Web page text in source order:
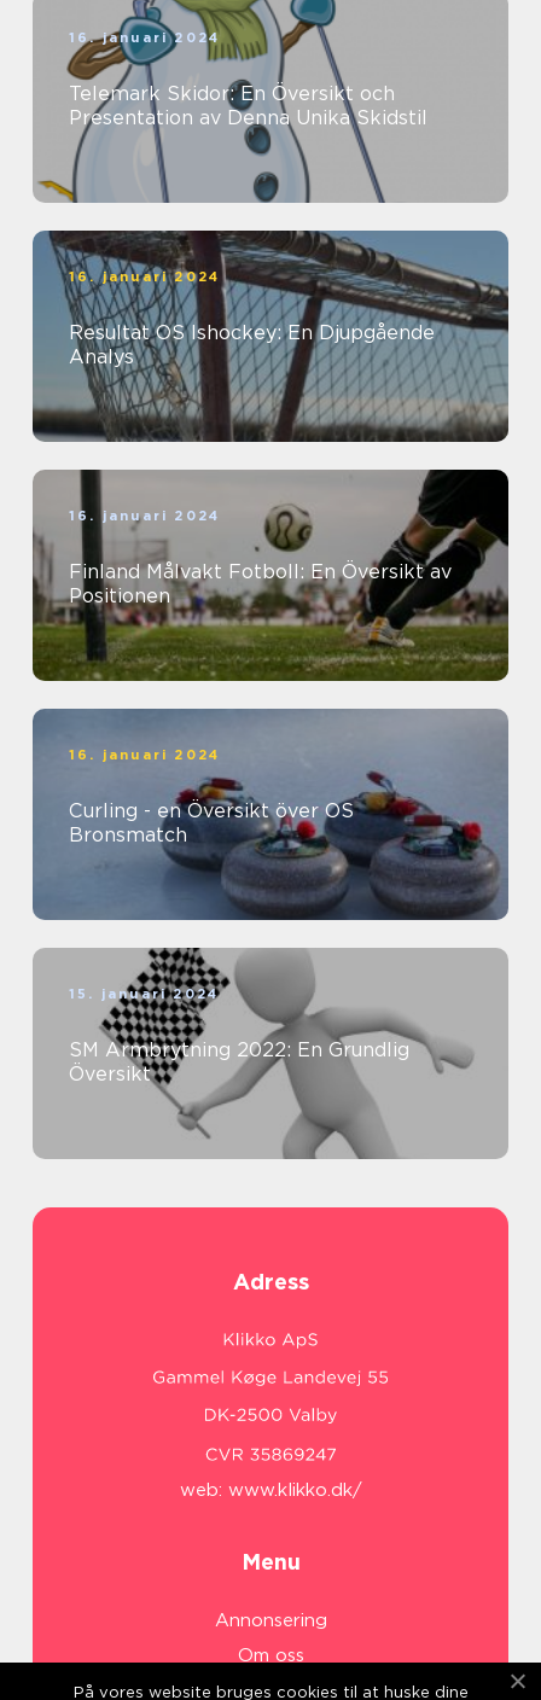
16. januari 2024
Telemark Skidor: En Översikt och
Presentation av Denna Unika Skidstil
16. januari 2024
Resultat OS Ishockey: En Djupgående
Analys
16. januari 2024
Finland Målvakt Fotboll: En Översikt av
Positionen
16. januari 2024
Curling - en Översikt över OS
Bronsmatch
15. januari 2024
SM Armbrytning 2022: En Grundlig
Översikt
Adress
web: www.klikko.dk/
Menu
Annonsering
Om oss
Cookies
På vores website bruges cookies til at huske dine